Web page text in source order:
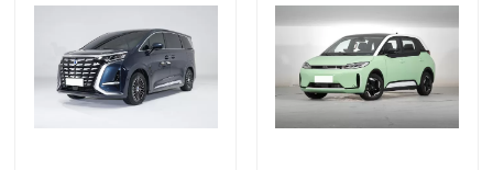
Sobre nosotros